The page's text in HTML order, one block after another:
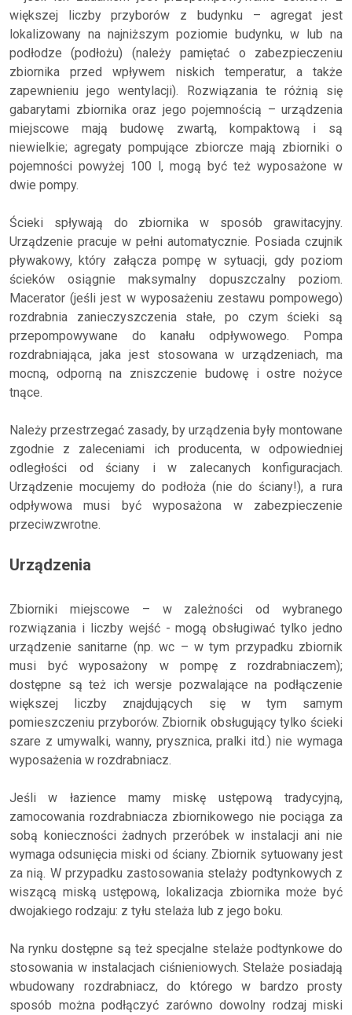
większej liczby przyborów z budynku – agregat jest
lokalizowany na najniższym poziomie budynku, w lub na
podłodze (podłożu) (należy pamiętać o zabezpieczeniu
zbiornika przed wpływem niskich temperatur, a także
zapewnieniu jego wentylacji). Rozwiązania te różnią się
gabarytami zbiornika oraz jego pojemnością – urządzenia
miejscowe mają budowę zwartą, kompaktową i są
niewielkie; agregaty pompujące zbiorcze mają zbiorniki o
pojemności powyżej 100 l, mogą być też wyposażone w
dwie pompy.
Ścieki spływają do zbiornika w sposób grawitacyjny.
Urządzenie pracuje w pełni automatycznie. Posiada czujnik
pływakowy, który załącza pompę w sytuacji, gdy poziom
ścieków osiągnie maksymalny dopuszczalny poziom.
Macerator (jeśli jest w wyposażeniu zestawu pompowego)
rozdrabnia zanieczyszczenia stałe, po czym ścieki są
przepompowywane do kanału odpływowego. Pompa
rozdrabniająca, jaka jest stosowana w urządzeniach, ma
mocną, odporną na zniszczenie budowę i ostre nożyce
tnące.
Należy przestrzegać zasady, by urządzenia były montowane
zgodnie z zaleceniami ich producenta, w odpowiedniej
odległości od ściany i w zalecanych konfiguracjach.
Urządzenie mocujemy do podłoża (nie do ściany!), a rura
odpływowa musi być wyposażona w zabezpieczenie
przeciwzwrotne.
Urządzenia
Zbiorniki miejscowe – w zależności od wybranego
rozwiązania i liczby wejść - mogą obsługiwać tylko jedno
urządzenie sanitarne (np. wc – w tym przypadku zbiornik
musi być wyposażony w pompę z rozdrabniaczem);
dostępne są też ich wersje pozwalające na podłączenie
większej liczby znajdujących się w tym samym
pomieszczeniu przyborów. Zbiornik obsługujący tylko ścieki
szare z umywalki, wanny, prysznica, pralki itd.) nie wymaga
wyposażenia w rozdrabniacz.
Jeśli w łazience mamy miskę ustępową tradycyjną,
zamocowania rozdrabniacza zbiornikowego nie pociąga za
sobą konieczności żadnych przeróbek w instalacji ani nie
wymaga odsunięcia miski od ściany. Zbiornik sytuowany jest
za nią. W przypadku zastosowania stelaży podtynkowych z
wiszącą miską ustępową, lokalizacja zbiornika może być
dwojakiego rodzaju: z tyłu stelaża lub z jego boku.
Na rynku dostępne są też specjalne stelaże podtynkowe do
stosowania w instalacjach ciśnieniowych. Stelaże posiadają
wbudowany rozdrabniacz, do którego w bardzo prosty
sposób można podłączyć zarówno dowolny rodzaj miski